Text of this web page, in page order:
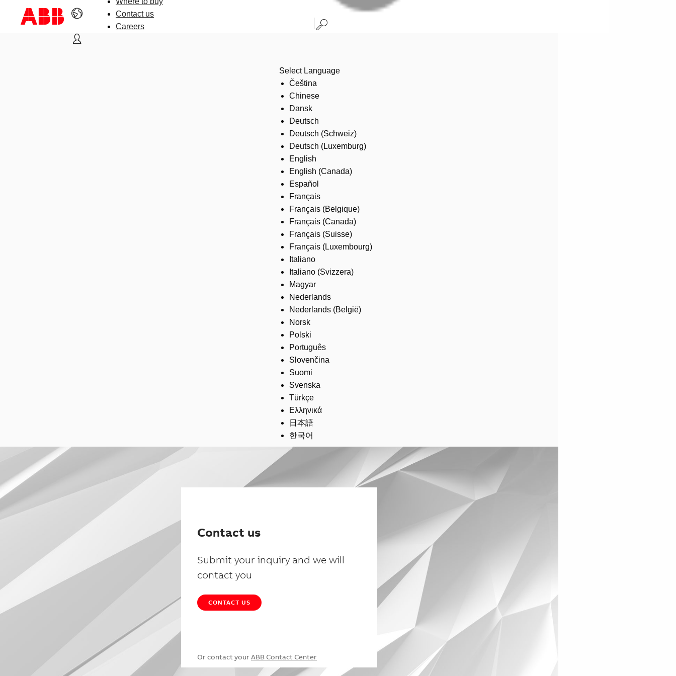
Contact us
Careers
Select Language
Čeština
Chinese
Dansk
Deutsch
Deutsch (Schweiz)
Deutsch (Luxemburg)
English
English (Canada)
Español
Français
Français (Belgique)
Français (Canada)
Français (Suisse)
Français (Luxembourg)
Italiano
Italiano (Svizzera)
Magyar
Nederlands
Nederlands (België)
Norsk
Polski
Português
Slovenčina
Suomi
Svenska
Türkçe
Ελληνικά
日本語
한국어
Contact us
Submit your inquiry and we will
contact you
CONTACT US
Or contact your ABB Contact Center